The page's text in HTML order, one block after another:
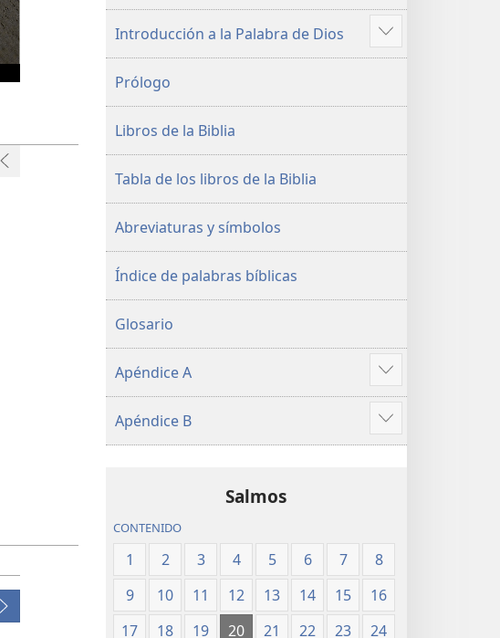
La
Biblia.
Nuevo
(revisión
del
2019)
video
La
del
Mundo
(revisión
del
2019)
Introducción a la Palabra de Dios
Mostrar
más
Prólogo
Libros de la Biblia
Tabla de los libros de la Biblia
Abreviaturas y símbolos
Índice de palabras bíblicas
Glosario
Apéndice A
Mostrar
más
Apéndice B
Mostrar
más
Salmos
CONTENIDO
1 2 3 4 5 6 7
8
9
10 11 12 13 14 15
16
17
18 19 20 21 22 23
24